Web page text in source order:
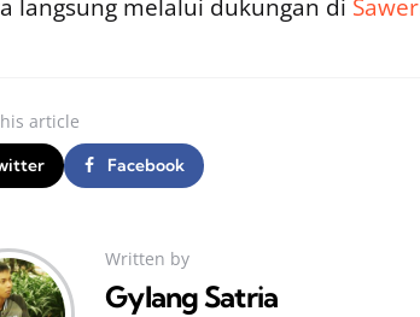
langsung melalui dukungan di
article
Facebook
Written by
Gylang Satria